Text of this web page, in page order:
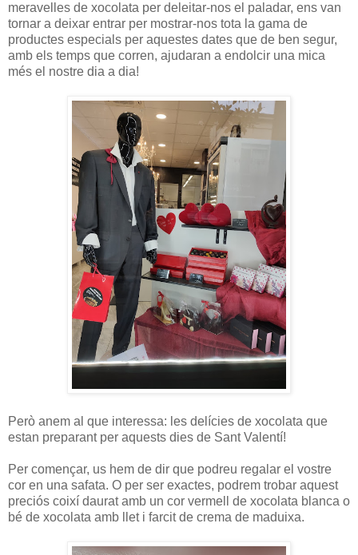
meravelles de xocolata per deleitar-nos el paladar, ens van
tornar a deixar entrar per mostrar-nos tota la gama de
productes especials per aquestes dates que de ben segur,
amb els temps que corren, ajudaran a endolcir una mica
més el nostre dia a dia!
Però anem al que interessa: les delícies de xocolata que
estan preparant per aquests dies de Sant Valentí!
Per començar, us hem de dir que podreu regalar el vostre
cor en una safata. O per ser exactes, podrem trobar aquest
preciós coixí daurat amb un cor vermell de xocolata blanca o
bé de xocolata amb llet i farcit de crema de maduixa.